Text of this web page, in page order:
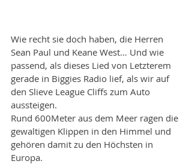
Wie recht sie doch haben, die Herren
Sean Paul und Keane West… Und wie
passend, als dieses Lied von Letzterem
gerade in Biggies Radio lief, als wir auf
den Slieve League Cliffs zum Auto
aussteigen.
Rund 600Meter aus dem Meer ragen die
gewaltigen Klippen in den Himmel und
gehören damit zu den Höchsten in
Europa.